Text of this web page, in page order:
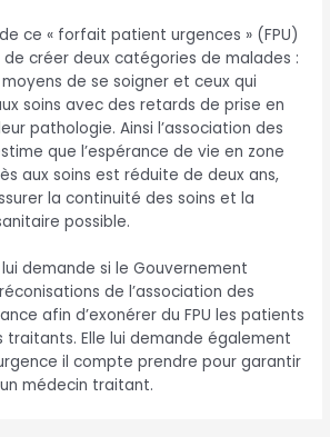
ce « forfait patient urgences » (FPU)
créer deux catégories de malades :
de se soigner et ceux qui
soins avec des retards de prise en
pathologie. Ainsi l’association des
que l’espérance de vie en zone
aux soins est réduite de deux ans,
la continuité des soins et la
possible.
demande si le Gouvernement
de l’association des
afin d’exonérer du FPU les patients
traitants. Elle lui demande également
il compte prendre pour garantir
médecin traitant.